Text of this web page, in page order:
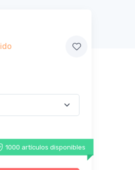
1000 artículos disponibles